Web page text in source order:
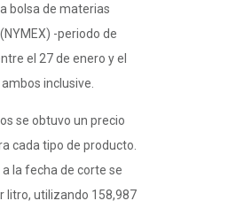
bolsa de materias
-periodo de
el 27 de enero y el
inclusive.
se obtuvo un precio
cada tipo de producto.
la fecha de corte se
litro, utilizando 158,987